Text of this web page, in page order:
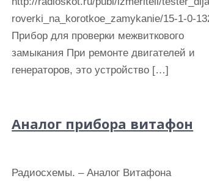
roverki_na_korotkoe_zamykanie/15-1-0-
Прибор для проверки межвиткового
замыкания При ремонте двигателей и
генераторов, это устройство […]
Аналог прибора витафон
Радиосхемы. – Аналог Витафона